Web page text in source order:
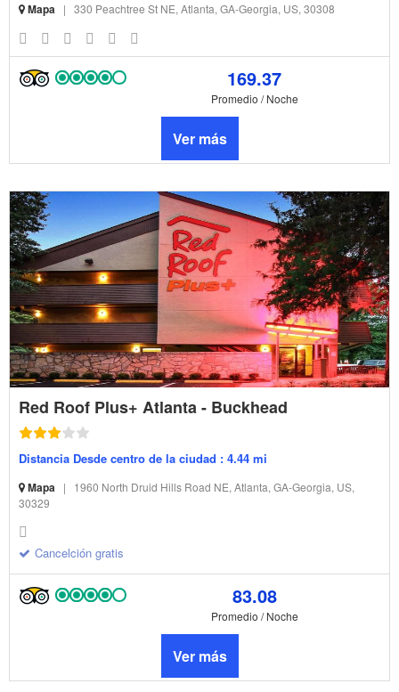
Mapa | 330 Peachtree St NE, Atlanta, GA-Georgia, US, 30308
169.37
Promedio / Noche
Ver más
Red Roof Plus+ Atlanta - Buckhead
Distancia Desde centro de la ciudad : 4.44 mi
Mapa | 1960 North Druid Hills Road NE, Atlanta, GA-Georgia, US,
30329
Cancelción gratis
83.08
Promedio / Noche
Ver más